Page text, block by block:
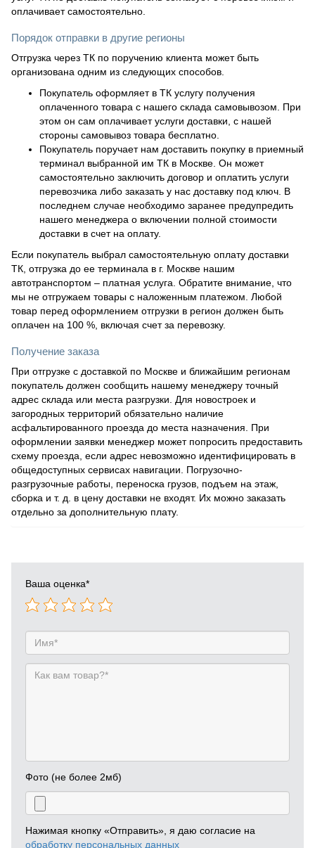
оплачивает самостоятельно.
Порядок отправки в другие регионы
Отгрузка через ТК по поручению клиента может быть
организована одним из следующих способов.
Покупатель оформляет в ТК услугу получения
оплаченного товара с нашего склада самовывозом. При
этом он сам оплачивает услуги доставки, с нашей
стороны самовывоз товара бесплатно.
Покупатель поручает нам доставить покупку в приемный
терминал выбранной им ТК в Москве. Он может
самостоятельно заключить договор и оплатить услуги
перевозчика либо заказать у нас доставку под ключ. В
последнем случае необходимо заранее предупредить
нашего менеджера о включении полной стоимости
доставки в счет на оплату.
Если покупатель выбрал самостоятельную оплату доставки
ТК, отгрузка до ее терминала в г. Москве нашим
автотранспортом – платная услуга. Обратите внимание, что
мы не отгружаем товары с наложенным платежом. Любой
товар перед оформлением отгрузки в регион должен быть
оплачен на 100 %, включая счет за перевозку.
Получение заказа
При отгрузке с доставкой по Москве и ближайшим регионам
покупатель должен сообщить нашему менеджеру точный
адрес склада или места разгрузки. Для новостроек и
загородных территорий обязательно наличие
асфальтированного проезда до места назначения. При
оформлении заявки менеджер может попросить предоставить
схему проезда, если адрес невозможно идентифицировать в
общедоступных сервисах навигации. Погрузочно-
разгрузочные работы, переноска грузов, подъем на этаж,
сборка и т. д. в цену доставки не входят. Их можно заказать
отдельно за дополнительную плату.
Ваша оценка*
Фото (не более 2мб)
Нажимая кнопку «Отправить», я даю согласие на
обработку персональных данных